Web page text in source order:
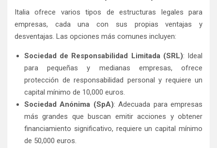
Italia ofrece varios tipos de estructuras legales para
empresas, cada una con sus propias ventajas y
desventajas. Las opciones más comunes incluyen:
Sociedad de Responsabilidad Limitada (SRL): Ideal
para pequeñas y medianas empresas, ofrece
protección de responsabilidad personal y requiere un
capital mínimo de 10,000 euros.
Sociedad Anónima (SpA): Adecuada para empresas
más grandes que buscan emitir acciones y obtener
financiamiento significativo, requiere un capital mínimo
de 50,000 euros.